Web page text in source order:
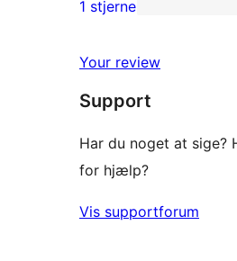
anmeldelser
stjernet
anmeldelser
1 stjerne
Your review
Support
Har du noget at sige?
for hjælp?
Vis supportforum